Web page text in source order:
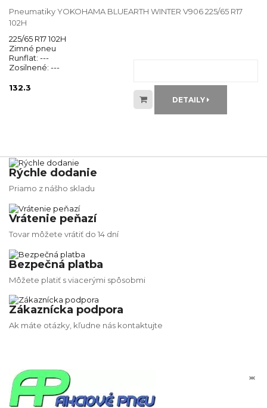
Pneumatiky YOKOHAMA BLUEARTH WINTER V906 225/65 R17
102H
225/65 R17 102H
Zimné pneu
Runflat: ---
Zosilnené: ---
132.3
DETAILY
Rýchle dodanie
Priamo z nášho skladu
Vrátenie peňazí
Tovar môžete vrátiť do 14 dní
Bezpečná platba
Môžete platiť s viacerými spôsobmi
Zákaznícka podpora
Ak máte otázky, kľudne nás kontaktujte

